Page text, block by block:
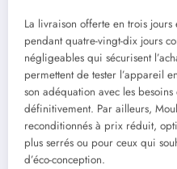
La livraison offerte en trois
pendant quatre-vingt-dix jours
négligeables qui sécurisent
permettent de tester l’appareil
son adéquation avec les
définitivement. Par ailleurs,
reconditionnés à prix réduit,
plus serrés ou pour ceux qui
d’éco-conception.